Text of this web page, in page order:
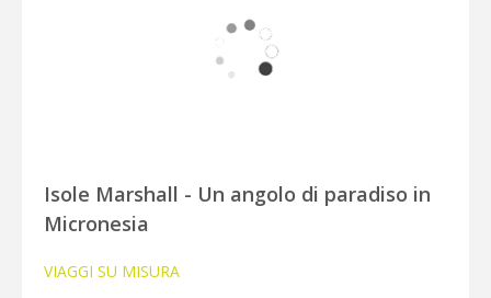
Isole Marshall - Un angolo di paradiso in
Micronesia
VIAGGI SU MISURA